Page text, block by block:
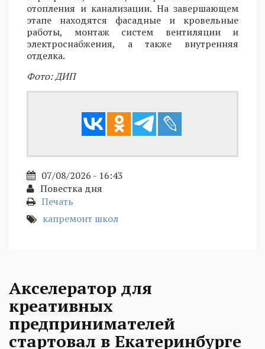
отопления и канализации. На завершающем
этапе находятся фасадные и кровельные
работы, монтаж систем вентиляции и
электроснабжения, а также внутренняя
отделка.
Фото: ДИП
07/08/2026 - 16:43
Повестка дня
Печать
капремонт школ
Акселератор для
креативных
предпринимателей
стартовал в Екатеринбурге